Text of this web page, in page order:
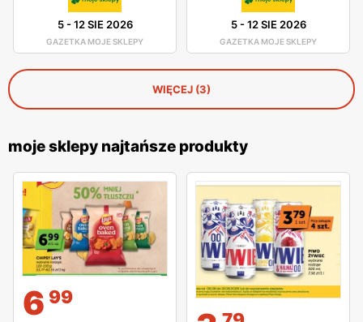
5-12 SIE 2026
GAZETKA MOJE SKLEPY
5-12 SIE 2026
GAZETKA MOJE SKLEPY
WIĘCEJ (3)
moje sklepy najtańsze produkty
6 99